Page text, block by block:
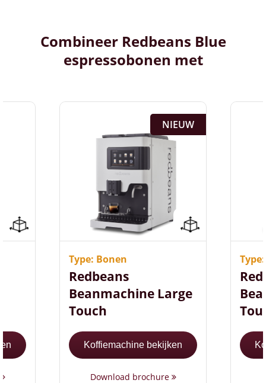
Combineer Redbeans Blue
espressobonen met
NIEUW
Uniek design
Compact formaat (52,3
cm hoog)
Gebruiks- en
onderhoudsvriendelijk
Type: Bonen
Redbeans
Beanmachine Large
Touch
Koffiemachine bekijken
Download brochure